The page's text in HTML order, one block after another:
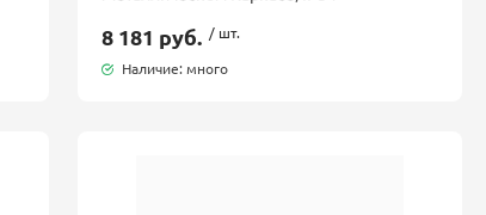
8 181 руб. / шт.
Наличие: много